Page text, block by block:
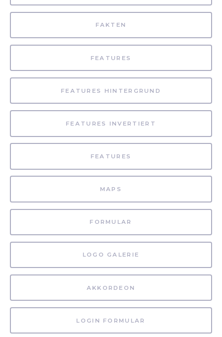
FAKTEN
FEATURES
FEATURES HINTERGRUND
FEATURES INVERTIERT
FEATURES
MAPS
FORMULAR
LOGO GALERIE
AKKORDEON
LOGIN FORMULAR